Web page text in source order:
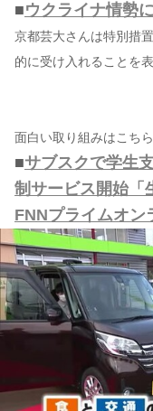
■ウクライナ情勢
京都芸大さんは特別措
的に受け入れることを
面白い取り組みはこちら
■サブスクで学生
制サービス開始「
FNNプライムオン